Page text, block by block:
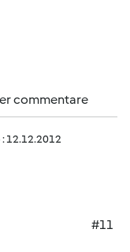
commentare
12.12.2012
#11